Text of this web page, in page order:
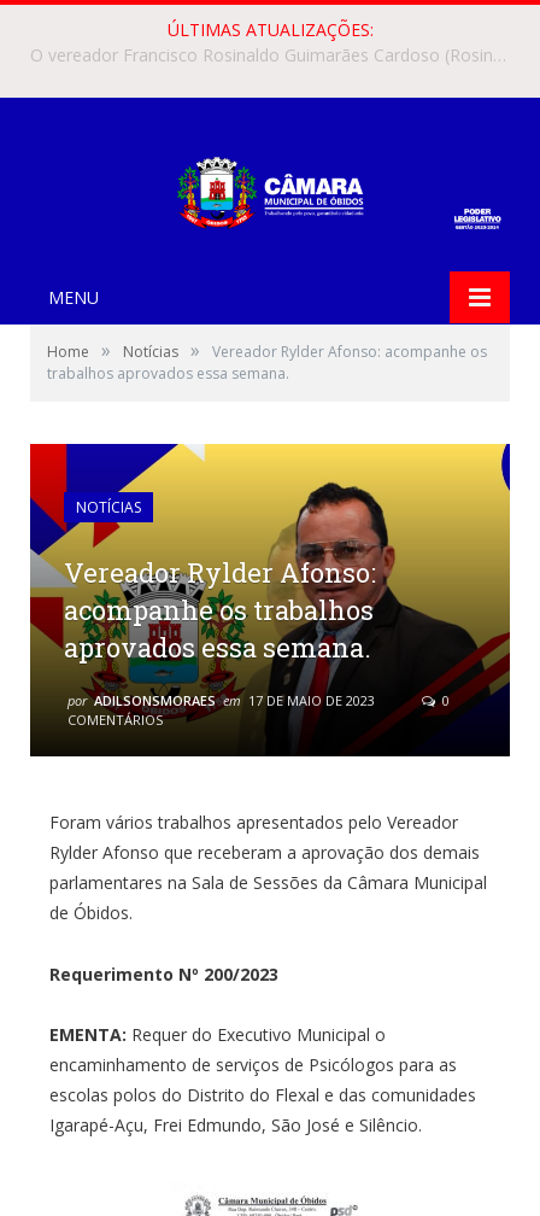
ÚLTIMAS ATUALIZAÇÕES:
O vereador Francisco Rosinaldo Guimarães Cardoso (Rosinaldo Cardoso) apresentou, na Câmara Municipal de Óbidos, o Requerimento nº 345/2026, solicitando o encaminhamento do Anteprojeto de Lei nº 10/2026 ao prefeito municipal, Jaime Barbosa da Silva.
MENU
Home » Notícias »
Vereador Rylder Afonso: acompanhe os
trabalhos aprovados essa semana.
NOTÍCIAS
Vereador Rylder Afonso:
acompanhe os trabalhos
aprovados essa semana.
por ADILSONSMORAES em 17 DE MAIO DE 2023
0
COMENTÁRIOS
Foram vários trabalhos apresentados pelo Vereador
Rylder Afonso que receberam a aprovação dos demais
parlamentares na Sala de Sessões da Câmara Municipal
de Óbidos.
Requerimento Nº 200/2023
EMENTA: Requer do Executivo Municipal o
encaminhamento de serviços de Psicólogos para as
escolas polos do Distrito do Flexal e das comunidades
Igarapé-Açu, Frei Edmundo, São José e Silêncio.